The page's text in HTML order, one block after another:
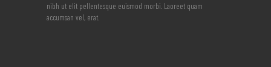
nibh ut elit pellentesque euismod morbi. Laoreet quam
accumsan vel, erat.